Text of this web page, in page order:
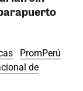
PromPerú
de